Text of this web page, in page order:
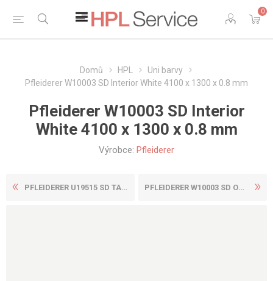
0
Domů HPL
Uni barvy
Pfleiderer W10003 SD Interior White 4100 x 1300 x 0.8 mm
Pfleiderer W10003 SD Interior
White 4100 x 1300 x 0.8 mm
Výrobce: Pfleiderer
PFLEIDERER U19515 SD TAIGA ... PFLEIDERER W10003 SD OPAL W...